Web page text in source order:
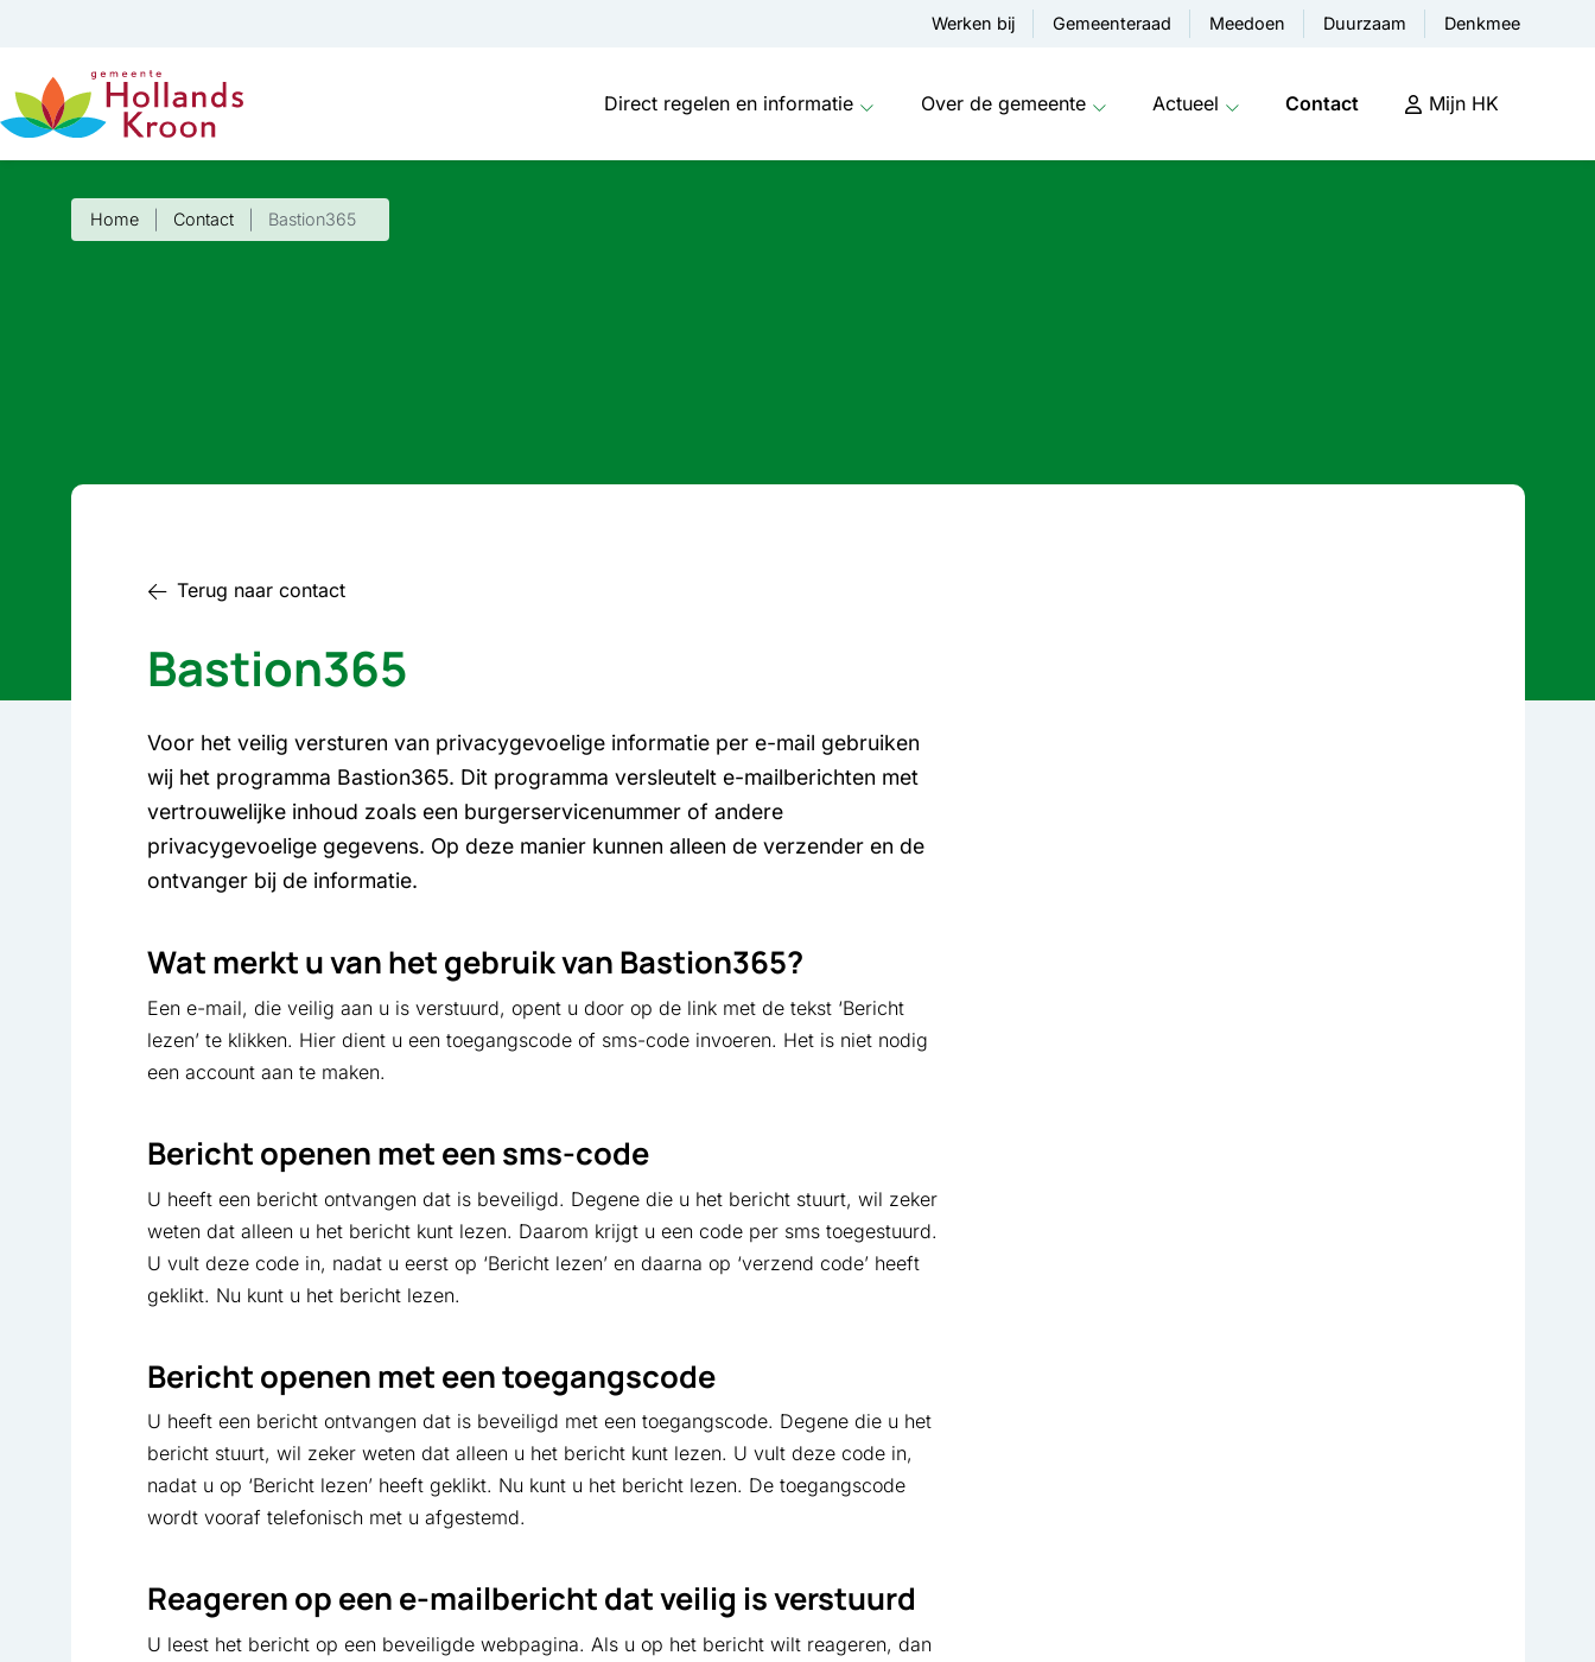
Werken bij Gemeenteraad Meedoen Duurzaam Denkmee
Direct regelen en informatie Over de gemeente Actueel Contact Mijn HK
Home Contact Bastion365
Terug naar contact
Bastion365
Voor het veilig versturen van privacygevoelige informatie per e-mail gebruiken
wij het programma Bastion365. Dit programma versleutelt e-mailberichten met
vertrouwelijke inhoud zoals een burgerservicenummer of andere
privacygevoelige gegevens. Op deze manier kunnen alleen de verzender en de
ontvanger bij de informatie.
Wat merkt u van het gebruik van Bastion365?
Een e-mail, die veilig aan u is verstuurd, opent u door op de link met de tekst ‘Bericht
lezen’ te klikken. Hier dient u een toegangscode of sms-code invoeren. Het is niet nodig
een account aan te maken.
Bericht openen met een sms-code
U heeft een bericht ontvangen dat is beveiligd. Degene die u het bericht stuurt, wil zeker
weten dat alleen u het bericht kunt lezen. Daarom krijgt u een code per sms toegestuurd.
U vult deze code in, nadat u eerst op ‘Bericht lezen’ en daarna op ‘verzend code’ heeft
geklikt. Nu kunt u het bericht lezen.
Bericht openen met een toegangscode
U heeft een bericht ontvangen dat is beveiligd met een toegangscode. Degene die u het
bericht stuurt, wil zeker weten dat alleen u het bericht kunt lezen. U vult deze code in,
nadat u op ‘Bericht lezen’ heeft geklikt. Nu kunt u het bericht lezen. De toegangscode
wordt vooraf telefonisch met u afgestemd.
Reageren op een e-mailbericht dat veilig is verstuurd
U leest het bericht op een beveiligde webpagina. Als u op het bericht wilt reageren, dan